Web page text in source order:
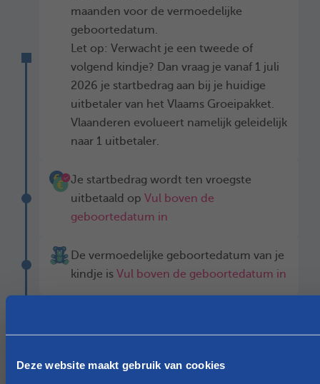
Deze website maakt gebruik van cookies
maanden voor de vermoedelijke
geboortedatum.
Let op: Verwacht je een tweede of
volgend kindje? Dan vraag je vanaf 1 juli
2026 je startbedrag aan bij je huidige
uitbetaler van het Vlaams Groeipakket.
Vlaanderen evolueert namelijk geleidelijk
naar 1 uitbetaler.
Je startbedrag wordt ten vroegste
uitbetaald op Vul boven de
geboortedatum in
De vermoedelijke geboortedatum van je
kindje is Vul boven de geboortedatum in
vanafVul boven de geboortedatum in